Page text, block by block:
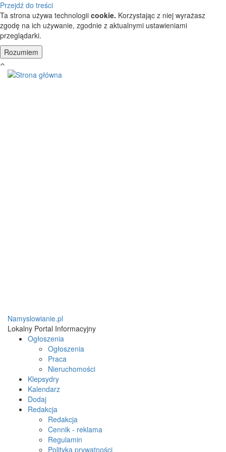
Przejdź do treści
Ta strona używa technologii cookie. Korzystając z niej wyrażasz
zgodę na ich używanie, zgodnie z aktualnymi ustawieniami
przeglądarki.
Namyslowianie.pl
Lokalny Portal Informacyjny
Ogłoszenia
Ogłoszenia
Praca
Nieruchomości
Klepsydry
Kalendarz
Dodaj
Redakcja
Redakcja
Cennik - reklama
Regulamin
Polityka prywatności